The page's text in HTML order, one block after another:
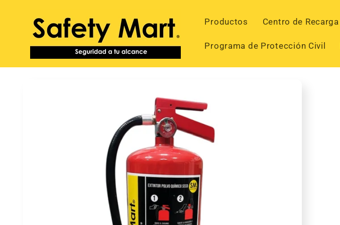
al contenido
Productos Centro de Recarga
Programa de Protección Civil